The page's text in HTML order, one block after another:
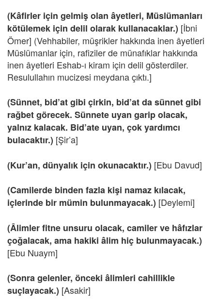
(Kâfirler için gelmiş olan âyetleri, Müslümanları
kötülemek için delil olarak kullanacaklar.) [İbni
Ömer] (Vehhabiler, müşrikler hakkında inen âyetleri
Müslümanlar için, rafiziler de münafıklar hakkında
inen âyetleri Eshab-ı kiram için delil gösterdiler.
Resulullahın mucizesi meydana çıktı.]
(Sünnet, bid’at gibi çirkin, bid’at da sünnet gibi
rağbet görecek. Sünnete uyan garip olacak,
yalnız kalacak. Bid’ate uyan, çok yardımcı
bulacaktır.) [Şir’a]
(Kur’an, dünyalık için okunacaktır.) [Ebu Davud]
(Camilerde binden fazla kişi namaz kılacak,
içlerinde bir mümin bulunmayacak.) [Deylemi]
(Âlimler fitne unsuru olacak, camiler ve hâfızlar
çoğalacak, ama hakiki âlim hiç bulunmayacak.)
[Ebu Nuaym]
(Sonra gelenler, önceki âlimleri cahillikle
suçlayacak.) [Asakir]